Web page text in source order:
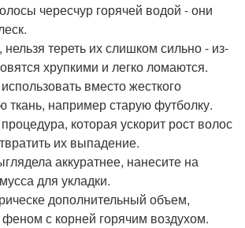
чересчур горячей водой - они
тереть их слишком сильно - из-
хрупкими и легко ломаются.
вместо жесткого
ткань, например старую футболку.
которая ускорит рост волос
их выпадение.
аккуратнее, нанесите на
для укладки.
дополнительный объем,
с корней горячим воздухом.